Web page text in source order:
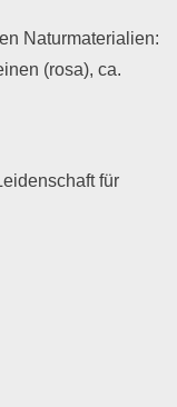
Naturmaterialien:
(rosa), ca.
für